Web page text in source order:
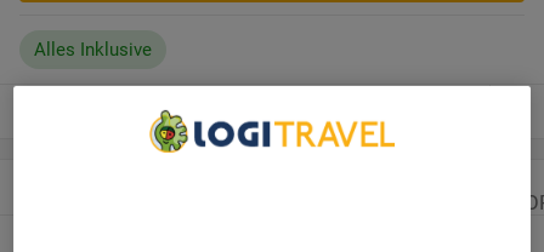
Alles Inklusive
WICHTIGE